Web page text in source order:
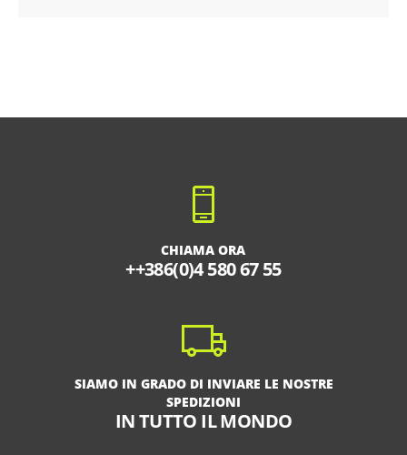
CHIAMA ORA
++386(0)4 580 67 55
SIAMO IN GRADO DI INVIARE LE NOSTRE
SPEDIZIONI
IN TUTTO IL MONDO